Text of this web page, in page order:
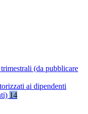
trimestrali (da pubblicare
ai dipendenti
14